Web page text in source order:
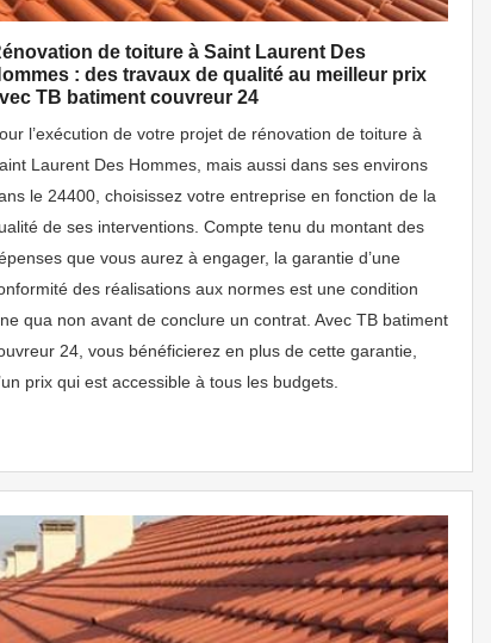
de toiture à Saint Laurent Des
: des travaux de qualité au meilleur prix
TB batiment couvreur 24
l’exécution de votre projet de rénovation de toiture à
Laurent Des Hommes, mais aussi dans ses environs
le 24400, choisissez votre entreprise en fonction de la
de ses interventions. Compte tenu du montant des
que vous aurez à engager, la garantie d’une
des réalisations aux normes est une condition
qua non avant de conclure un contrat. Avec TB batiment
24, vous bénéficierez en plus de cette garantie,
prix qui est accessible à tous les budgets.